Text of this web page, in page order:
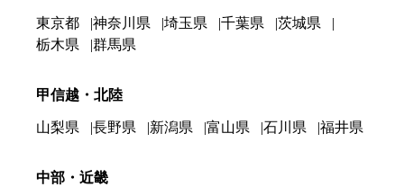
東京都 神奈川県 埼玉県 千葉県
茨城県
栃木県
群馬県
甲信越・北陸
山梨県 長野県 新潟県 富山県 石川県 福井県
中部・近畿